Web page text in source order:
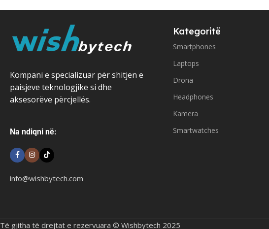
Kompani e specializuar për shitjen e
paisjeve teknologjike si dhe
aksesorëve përcjellës.
Na ndiqni në:
info@wishbytech.com
Kategoritë
Smartphones
Laptops
Drona
Headphones
Kamera
Smartwatches
Të gjitha të drejtat e rezervuara © Wishbytech 2025